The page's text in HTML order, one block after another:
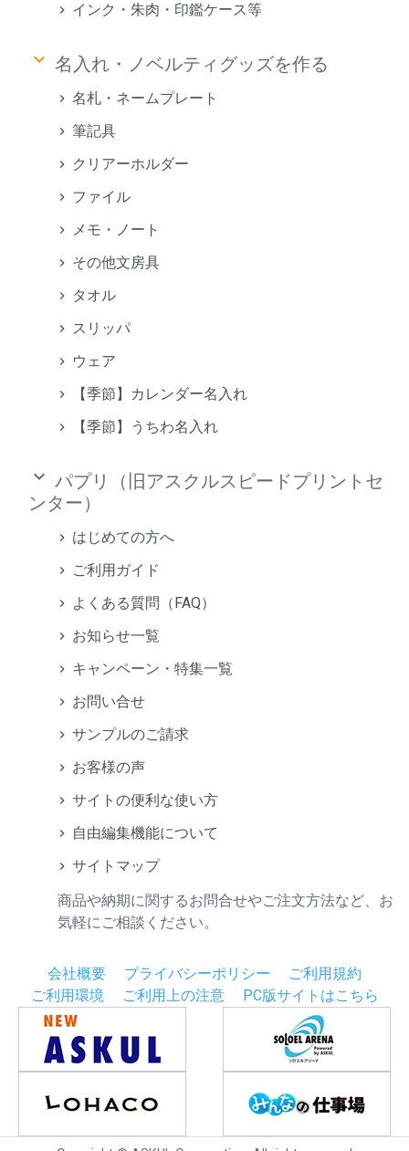
インク・朱肉・印鑑ケース等
keyboard_arrow_down 名入れ・ノベルティグッズを作る
名札・ネームプレート
筆記具
クリアーホルダー
ファイル
メモ・ノート
その他文房具
タオル
スリッパ
ウェア
【季節】カレンダー名入れ
【季節】うちわ名入れ
keyboard_arrow_down パプリ（旧アスクルスピードプリントセ
ンター）
はじめての方へ
ご利用ガイド
よくある質問（FAQ）
お知らせ一覧
キャンペーン・特集一覧
お問い合せ
サンプルのご請求
お客様の声
サイトの便利な使い方
自由編集機能について
サイトマップ
商品や納期に関するお問合せやご注文方法など、お
気軽にご相談ください。
会社概要 プライバシーポリシー
ご利用規約
ご利用環境
ご利用上の注意 PC版サイトはこちら